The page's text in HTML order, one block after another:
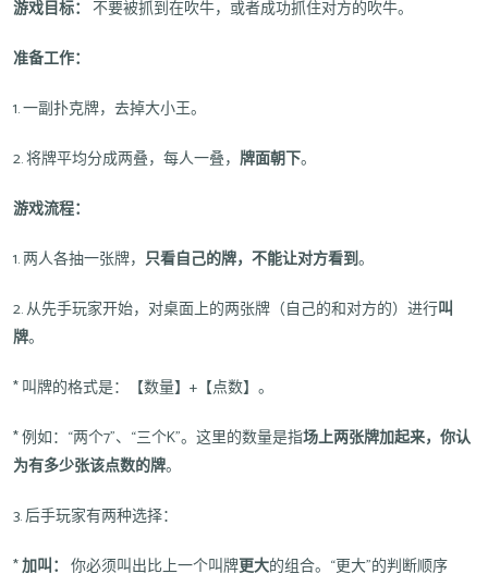
游戏目标： 不要被抓到在吹牛，或者成功抓住对方的吹牛。
准备工作：
1. 一副扑克牌，去掉大小王。
2. 将牌平均分成两叠，每人一叠， 牌面朝下。
游戏流程：
1. 两人各抽一张牌， 只看自己的牌，不能让对方看到。
2. 从先手玩家开始，对桌面上的两张牌（自己的和对方的）进行叫
牌。
* 叫牌的格式是：【数量】+【点数】。
* 例如：“两个7”、“三个K”。这里的数量是指场上两张牌加起来，你认
为有多少张该点数的牌。
3. 后手玩家有两种选择：
*加叫： 你必须叫出比上一个叫牌更大的组合。“更大”的判断顺序